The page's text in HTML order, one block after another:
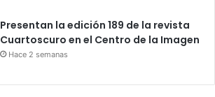
Presentan la edición 189 de la revista
Cuartoscuro en el Centro de la Imagen
Hace 2 semanas